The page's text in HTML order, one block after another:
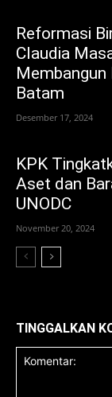
Reformasi
Claudia
Membangun
Batam
Desember 17, 2024
KPK
Aset dan
UNODC
November 20, 2024
TINGGALKAN